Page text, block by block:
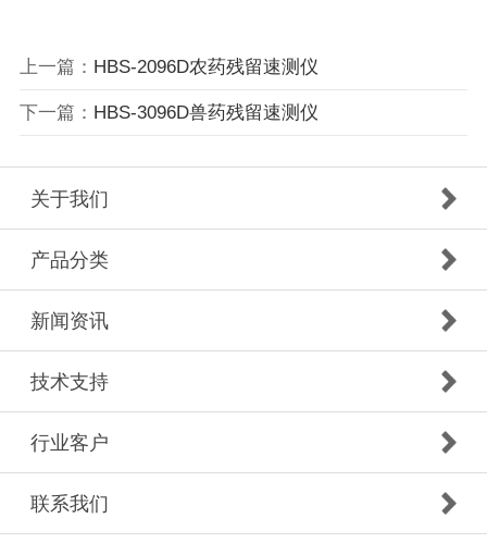
上一篇： HBS-2096D农药残留速测仪
下一篇： HBS-3096D兽药残留速测仪
关于我们
产品分类
新闻资讯
技术支持
行业客户
联系我们